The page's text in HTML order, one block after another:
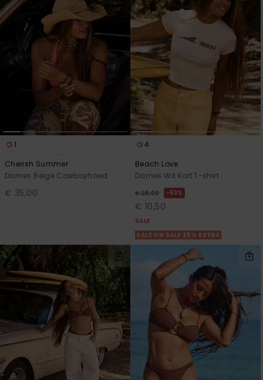
1
Cherish Summer
Dames Beige Cowboyhoed
€ 35,00
4
Beach Love
Dames Wit Kort T-shirt
€ 28,00 63%
€ 10,50
SALE
SALE ON SALE 25% EXTRA